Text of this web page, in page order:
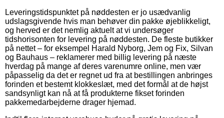
Leveringstidspunktet på nøddesten er jo usædvanlig
udslagsgivende hvis man behøver din pakke øjeblikkeligt,
og herved er det nemlig aktuelt at vi undersøger
tidshorisonten for levering på nøddesten. De fleste butikker
på nettet – for eksempel Harald Nyborg, Jem og Fix, Silvan
og Bauhaus – reklamerer med billig levering på næste
hverdag på mange af deres varenumre online, men vær
påpasselig da det er regnet ud fra at bestillingen anbringes
forinden et bestemt klokkeslæt, med det formål at de højst
sandsynligt kan nå at få produkterne fikset forinden
pakkemedarbejderne drager hjemad.